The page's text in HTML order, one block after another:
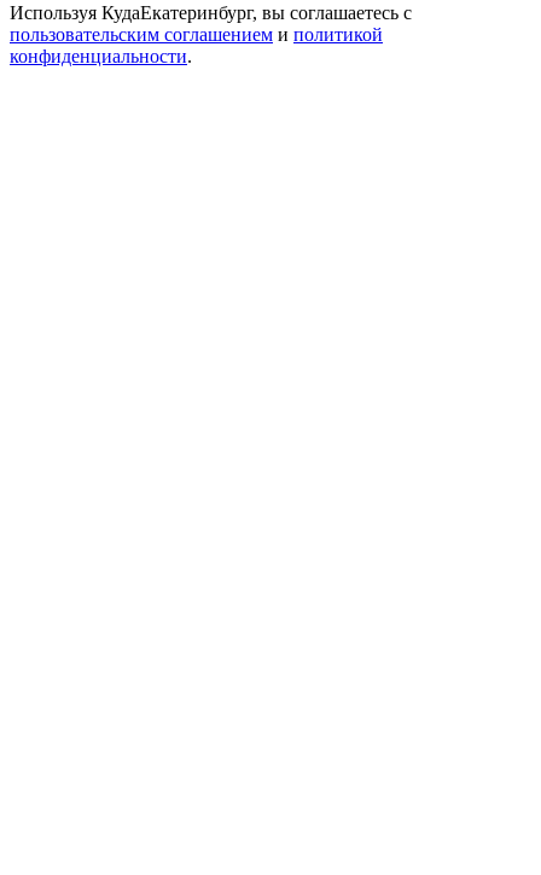
Используя КудаЕкатеринбург, вы соглашаетесь с
пользовательским соглашением и политикой
конфиденциальности.